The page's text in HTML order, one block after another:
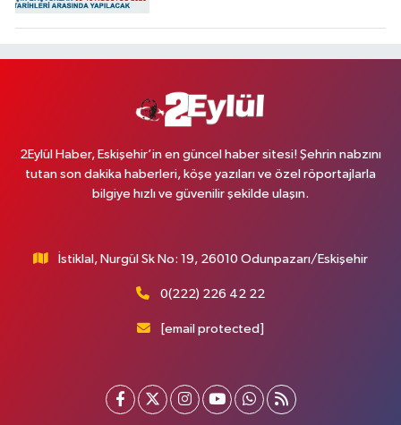
2Eylül Haber, Eskişehir’in en güncel haber sitesi! Şehrin nabzını
tutan son dakika haberleri, köşe yazıları ve özel röportajlarla
bilgiye hızlı ve güvenilir şekilde ulaşın.
İstiklal, Nurgül Sk No: 19, 26010 Odunpazarı/Eskişehir
0(222) 226 42 22
[email protected]